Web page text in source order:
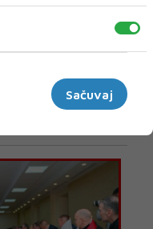
Sačuvaj